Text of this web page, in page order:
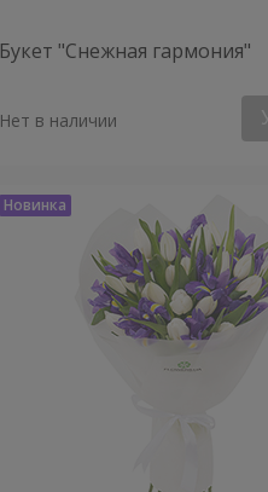
Букет "Снежная гармония"
Нет в наличии